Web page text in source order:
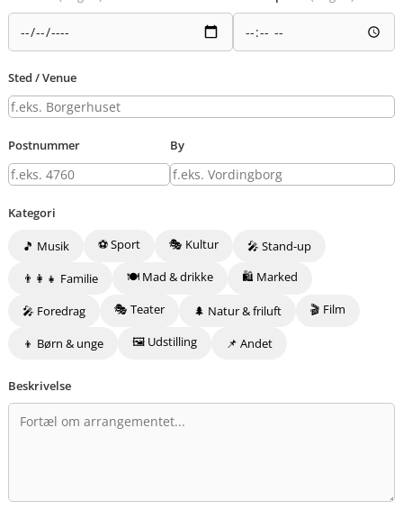
Sted / Venue
Postnummer By
Kategori
🎵 Musik ⚽ Sport 🎭 Kultur
🎤 Stand-up
👨‍👩‍👧 Familie
🍽️ Mad & drikke 🛍️ Marked
🎤 Foredrag 🎭 Teater 🌲 Natur & friluft 🎬 Film
👦 Børn & unge 🖼️ Udstilling 📌 Andet
Beskrivelse